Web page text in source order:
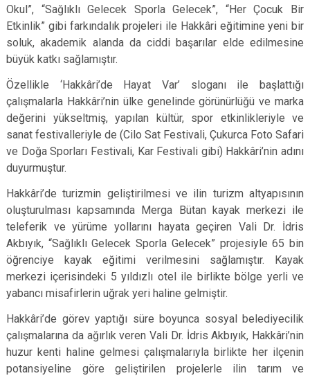
Okul”, “Sağlıklı Gelecek Sporla Gelecek”, “Her Çocuk Bir
Etkinlik” gibi farkındalık projeleri ile Hakkâri eğitimine yeni bir
soluk, akademik alanda da ciddi başarılar elde edilmesine
büyük katkı sağlamıştır.
Özellikle ‘Hakkâri’de Hayat Var’ sloganı ile başlattığı
çalışmalarla Hakkâri’nin ülke genelinde görünürlüğü ve marka
değerini yükseltmiş, yapılan kültür, spor etkinlikleriyle ve
sanat festivalleriyle de (Cilo Sat Festivali, Çukurca Foto Safari
ve Doğa Sporları Festivali, Kar Festivali gibi) Hakkâri’nin adını
duyurmuştur.
Hakkâri’de turizmin geliştirilmesi ve ilin turizm altyapısının
oluşturulması kapsamında Merga Bütan kayak merkezi ile
teleferik ve yürüme yollarını hayata geçiren Vali Dr. İdris
Akbıyık, “Sağlıklı Gelecek Sporla Gelecek” projesiyle 65 bin
öğrenciye kayak eğitimi verilmesini sağlamıştır. Kayak
merkezi içerisindeki 5 yıldızlı otel ile birlikte bölge yerli ve
yabancı misafirlerin uğrak yeri haline gelmiştir.
Hakkâri’de görev yaptığı süre boyunca sosyal belediyecilik
çalışmalarına da ağırlık veren Vali Dr. İdris Akbıyık, Hakkâri’nin
huzur kenti haline gelmesi çalışmalarıyla birlikte her ilçenin
potansiyeline göre geliştirilen projelerle ilin tarım ve